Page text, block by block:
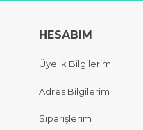
HESABIM
Üyelik Bilgilerim
Adres Bilgilerim
Siparişlerim